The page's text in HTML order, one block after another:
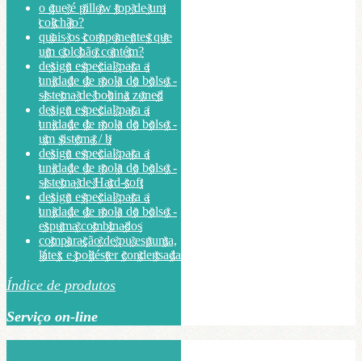
o que é pillow top de um
colchão?
quais os componentes que
um colchão contém?
design especial para a
unidade de mola do bolso -
sistema de bobina zoned
design especial para a
unidade de mola do bolso -
um sistema / b
design especial para a
unidade de mola do bolso -
sistema de Hard-soft
design especial para a
unidade de mola do bolso -
espuma combinados
comparação de pu espuma,
látex e poliéster condensada
Índice de produtos
Serviço on-line